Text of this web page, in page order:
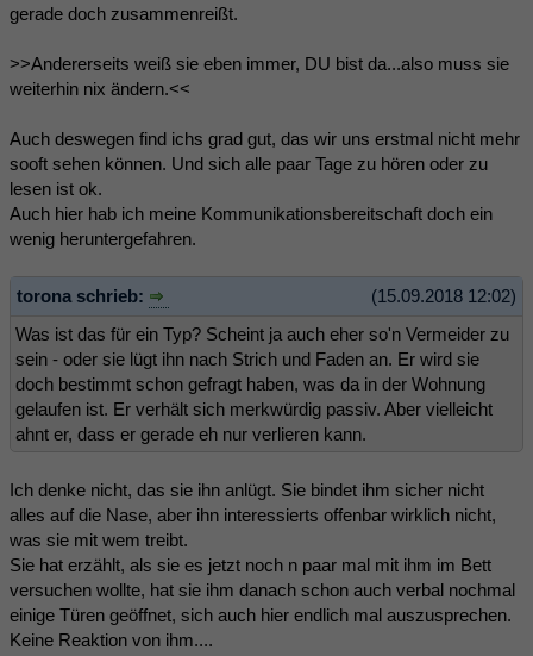
gerade doch zusammenreißt.
>>Andererseits weiß sie eben immer, DU bist da...also muss sie
weiterhin nix ändern.<<
Auch deswegen find ichs grad gut, das wir uns erstmal nicht mehr
sooft sehen können. Und sich alle paar Tage zu hören oder zu
lesen ist ok.
Auch hier hab ich meine Kommunikationsbereitschaft doch ein
wenig heruntergefahren.
(15.09.2018 12:02)
torona schrieb:
Was ist das für ein Typ? Scheint ja auch eher so'n Vermeider zu
sein - oder sie lügt ihn nach Strich und Faden an. Er wird sie
doch bestimmt schon gefragt haben, was da in der Wohnung
gelaufen ist. Er verhält sich merkwürdig passiv. Aber vielleicht
ahnt er, dass er gerade eh nur verlieren kann.
Ich denke nicht, das sie ihn anlügt. Sie bindet ihm sicher nicht
alles auf die Nase, aber ihn interessierts offenbar wirklich nicht,
was sie mit wem treibt.
Sie hat erzählt, als sie es jetzt noch n paar mal mit ihm im Bett
versuchen wollte, hat sie ihm danach schon auch verbal nochmal
einige Türen geöffnet, sich auch hier endlich mal auszusprechen.
Keine Reaktion von ihm....